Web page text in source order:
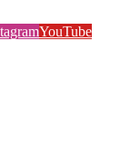
YouTube